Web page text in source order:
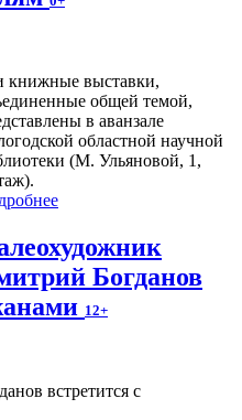
книжные выставки,
общей темой,
в аванзале
областной научной
(М. Ульяновой, 1,
Богданов
12+